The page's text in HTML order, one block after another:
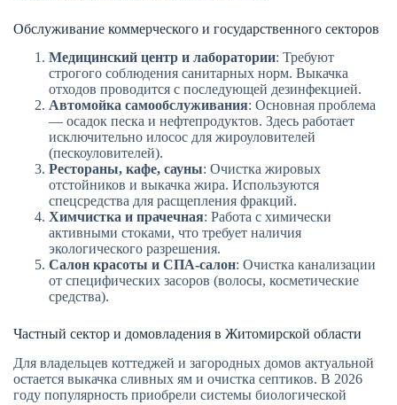
Обслуживание коммерческого и государственного секторов
Медицинский центр и лаборатории: Требуют
строгого соблюдения санитарных норм. Выкачка
отходов проводится с последующей дезинфекцией.
Автомойка самообслуживания: Основная проблема
— осадок песка и нефтепродуктов. Здесь работает
исключительно илосос для жироуловителей
(пескоуловителей).
Рестораны, кафе, сауны: Очистка жировых
отстойников и выкачка жира. Используются
спецсредства для расщепления фракций.
Химчистка и прачечная: Работа с химически
активными стоками, что требует наличия
экологического разрешения.
Салон красоты и СПА-салон: Очистка канализации
от специфических засоров (волосы, косметические
средства).
Частный сектор и домовладения в Житомирской области
Для владельцев коттеджей и загородных домов актуальной
остается выкачка сливных ям и очистка септиков. В 2026
году популярность приобрели системы биологической